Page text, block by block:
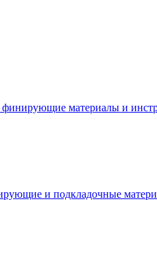
материалы и
и подкладочные